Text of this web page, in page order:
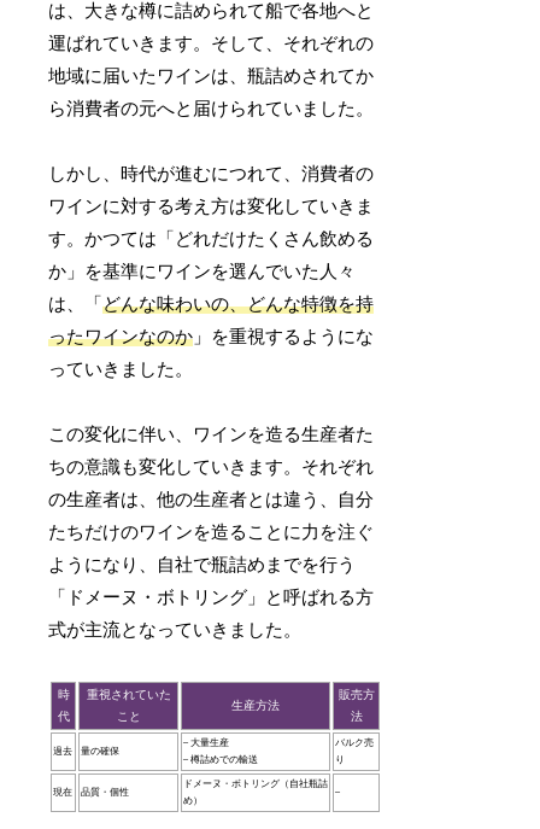
は、大きな樽に詰められて船で各地へと
運ばれていきます。そして、それぞれの
地域に届いたワインは、瓶詰めされてか
ら消費者の元へと届けられていました。
しかし、時代が進むにつれて、消費者の
ワインに対する考え方は変化していきま
す。かつては「どれだけたくさん飲める
か」を基準にワインを選んでいた人々
は、「どんな味わいの、どんな特徴を持
ったワインなのか 」を重視するようにな
っていきました。
この変化に伴い、ワインを造る生産者た
ちの意識も変化していきます。それぞれ
の生産者は、他の生産者とは違う、自分
たちだけのワインを造ることに力を注ぐ
ようになり、自社で瓶詰めまでを行う
「ドメーヌ・ボトリング」と呼ばれる方
式が主流となっていきました。
時
代
重視されていた
こと
生産方法
販売方
法
過去 量の確保
– 大量生産
– 樽詰めでの輸送
バルク売
り
現在 品質・個性
ドメーヌ・ボトリング（自社瓶詰
め）
–